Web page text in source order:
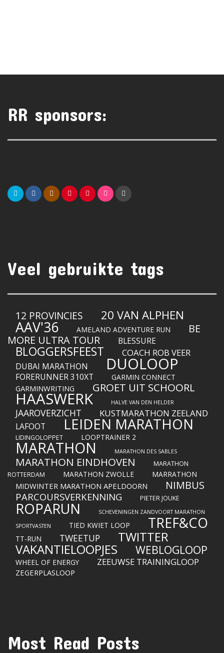
RR sponsors:
Veel gebruikte tags
12 PROVINCIES 20 VAN ALPHEN
AAV'36 AMELAND ADVENTURE RUN
BE
MORE ULTRA TOUR
BLESSURE
BLOGGERSFEEST COACH ROB VEER
DUBAI MARATHON DUOLOOP
FORERUNNER 310XT GARMIN CONNECT
GARMINWRITING GROET UIT SCHOORL
HAASWERK HALVE VAN DEN HELDER
JAAROVERZICHT KUSTMARATHON ZEELAND
LAFOOT LEIDEN MARATHON
LIDINGOLOPPET LOOPTRAINER 2
MARATHON MARATHON DES SABLES
MARATHON EINDHOVEN
MARATHON
ROTTERDAM
MARATHON ZWOLLE MARRATHON
MIDWINTER MARATHON APELDOORN NIMBUS
PARCOURSVERKENNING PIETER JOUKE
ROPARUN
SCHEVENINGEN ZANDVOORT MARATHON
SPORTVASTEN
TIED KWIET LOOP TREF&CO
TT-RUN TWEETUP TWITTER
VAKANTIELOOPJES WEBLOGLOOP
WHEEL OF ENERGY ZEEUWSE TRAININGLOOP
ZEGERPLASLOOP
Most Read Posts